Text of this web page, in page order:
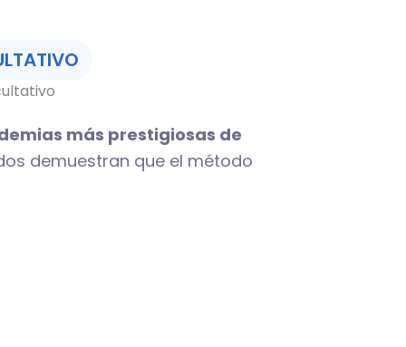
más prestigiosas de
demuestran que el método